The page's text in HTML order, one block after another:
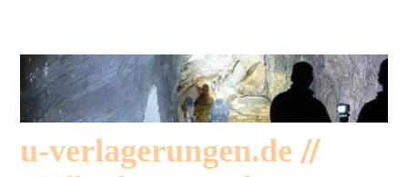
u-verlagerungen.de //